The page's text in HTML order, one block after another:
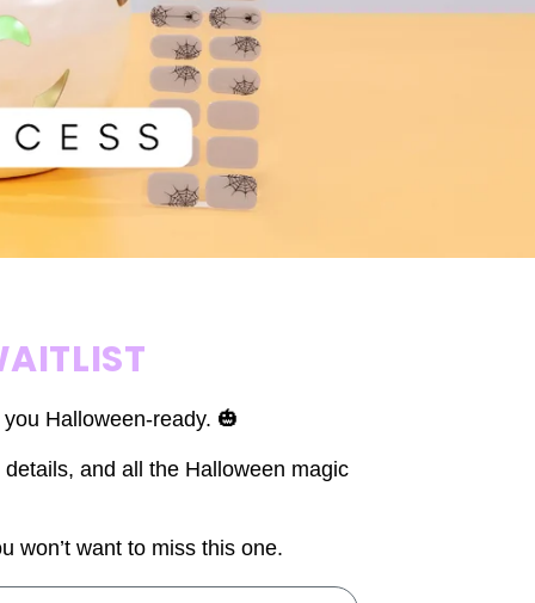
Halloween-ready. 🎃
and all the Halloween magic
won’t want to miss this one.